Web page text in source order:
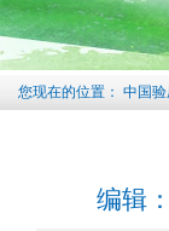
您现在的位置： 中国验
编辑